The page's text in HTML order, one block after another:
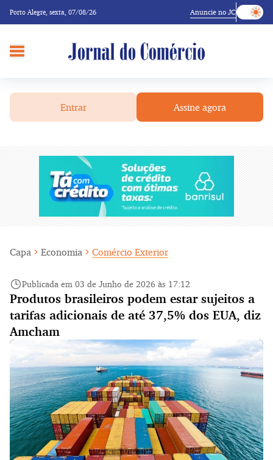
Porto Alegre, sexta, 07/08/26 Anuncie no JC
Entrar Assine agora
Capa Economia Comércio Exterior
Publicada em 03 de Junho de 2026 às 17:12
Produtos brasileiros podem estar sujeitos a
tarifas adicionais de até 37,5% dos EUA, diz
Amcham